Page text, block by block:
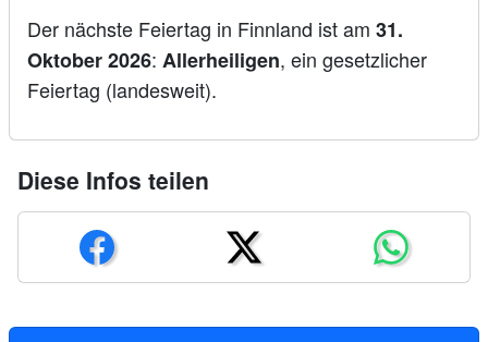
Der nächste Feiertag in Finnland ist am 31.
Oktober 2026: Allerheiligen, ein gesetzlicher
Feiertag (landesweit).
Diese Infos teilen